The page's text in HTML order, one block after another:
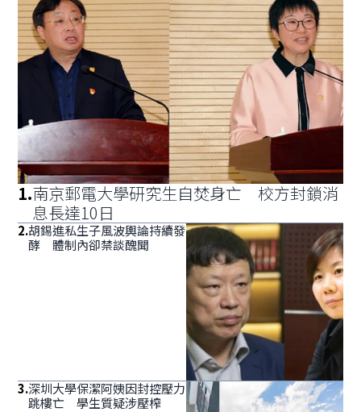
1.南京郵電大學研究生自焚身亡 校方封鎖消
息長達10日
2.胡錫進私生子風波輿論持續發
酵 體制內卻禁談醜聞
3.深圳大學保潔阿姨因封控壓力
跳樓亡 學生質疑涉壓榨